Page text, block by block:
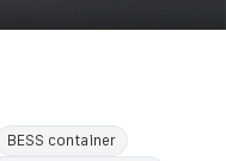
BESS container